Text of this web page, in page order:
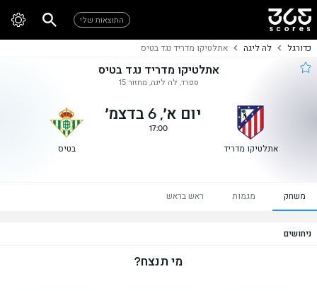
התוצאות שלי
כדורגל לה ליגה אתלטיקו מדריד נגד בטיס
אתלטיקו מדריד נגד בטיס
ספרד, לה ליגה, מחזור 15
אתלטיקו מדריד
יום א׳, 6 בדצמ׳
17:00
בטיס
משחק מגמות ראש בראש
ניחושים
מי תנצח?